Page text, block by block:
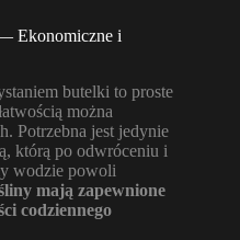
Ekonomiczne i
butelki to proste
można
Potrzebna jest jedynie
którą po odwróceniu i
wodzie powoli
mają zapewnione
codziennego